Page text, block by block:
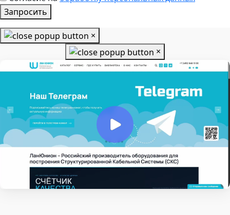
Запросить
×
×